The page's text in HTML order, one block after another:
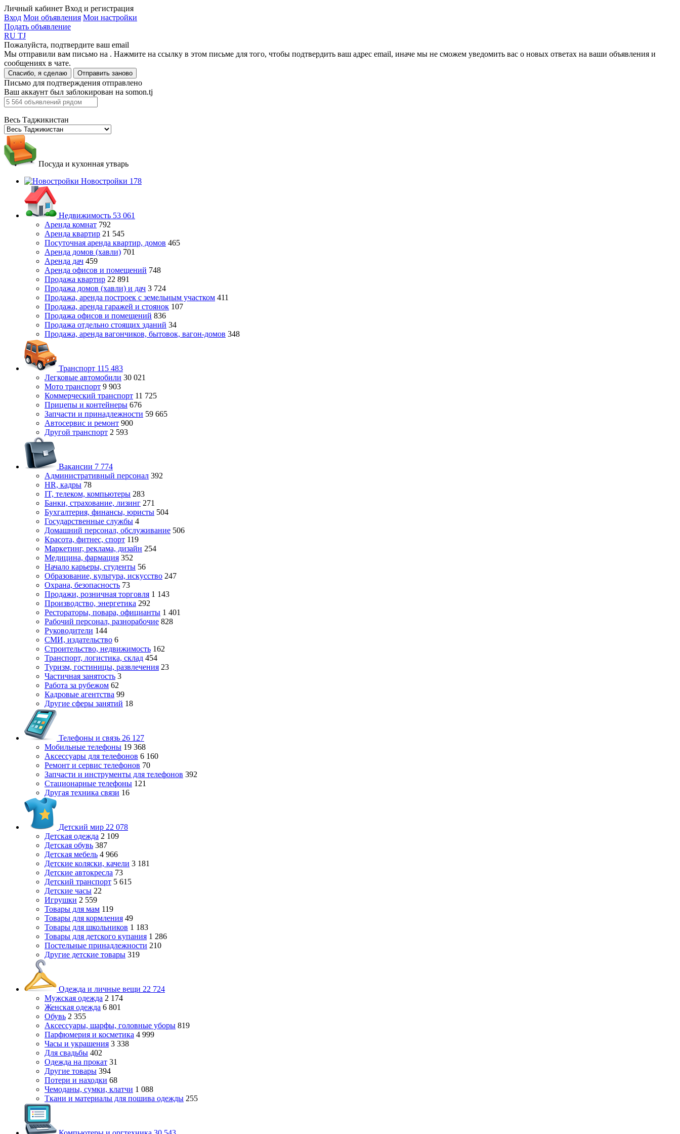
Личный кабинет Вход и регистрация
Вход Мои объявления Мои настройки
Подать объявление
RU TJ
Пожалуйста, подтвердите ваш email
Мы отправили вам письмо на . Нажмите на ссылку в этом письме для того, чтобы подтвердить ваш адрес email, иначе мы не сможем уведомить вас о новых ответах на ваши объявления и
сообщениях в чате.
Спасибо, я сделаю Отправить заново
Письмо для подтверждения отправлено
Ваш аккаунт был заблокирован на somon.tj
Весь Таджикистан
Посуда и кухонная утварь
Новостройки 178
Недвижимость 53 061
Аренда комнат 792
Аренда квартир 21 545
Посуточная аренда квартир, домов 465
Аренда домов (хавли) 701
Аренда дач 459
Аренда офисов и помещений 748
Продажа квартир 22 891
Продажа домов (хавли) и дач 3 724
Продажа, аренда построек с земельным участком 411
Продажа, аренда гаражей и стоянок 107
Продажа офисов и помещений 836
Продажа отдельно стоящих зданий 34
Продажа, аренда вагончиков, бытовок, вагон-домов 348
Транспорт 115 483
Легковые автомобили 30 021
Мото транспорт 9 903
Коммерческий транспорт 11 725
Прицепы и контейнеры 676
Запчасти и принадлежности 59 665
Автосервис и ремонт 900
Другой транспорт 2 593
Вакансии 7 774
Административный персонал 392
HR, кадры 78
IT, телеком, компьютеры 283
Банки, страхование, лизинг 271
Бухгалтерия, финансы, юристы 504
Государственные службы 4
Домашний персонал, обслуживание 506
Красота, фитнес, спорт 119
Маркетинг, реклама, дизайн 254
Медицина, фармация 352
Начало карьеры, студенты 56
Образование, культура, искусство 247
Охрана, безопасность 73
Продажи, розничная торговля 1 143
Производство, энергетика 292
Рестораторы, повара, официанты 1 401
Рабочий персонал, разнорабочие 828
Руководители 144
СМИ, издательство 6
Строительство, недвижимость 162
Транспорт, логистика, склад 454
Туризм, гостиницы, развлечения 23
Частичная занятость 3
Работа за рубежом 62
Кадровые агентства 99
Другие сферы занятий 18
Телефоны и связь 26 127
Мобильные телефоны 19 368
Аксессуары для телефонов 6 160
Ремонт и сервис телефонов 70
Запчасти и инструменты для телефонов 392
Стационарные телефоны 121
Другая техника связи 16
Детский мир 22 078
Детская одежда 2 109
Детская обувь 387
Детская мебель 4 966
Детские коляски, качели 3 181
Детские автокресла 73
Детский транспорт 5 615
Детские часы 22
Игрушки 2 559
Товары для мам 119
Товары для кормления 49
Товары для школьников 1 183
Товары для детского купания 1 286
Постельные принадлежности 210
Другие детские товары 319
Одежда и личные вещи 22 724
Мужская одежда 2 174
Женская одежда 6 801
Обувь 2 355
Аксессуары, шарфы, головные уборы 819
Парфюмерия и косметика 4 999
Часы и украшения 3 338
Для свадьбы 402
Одежда на прокат 31
Другие товары 394
Потери и находки 68
Чемоданы, сумки, клатчи 1 088
Ткани и материалы для пошива одежды 255